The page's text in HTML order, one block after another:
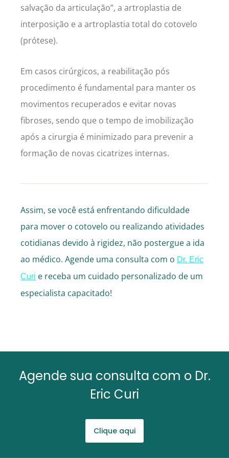
salvação da articulação”, a artroplastia de
interposição e a artroplastia total do cotovelo
(prótese).
Em casos cirúrgicos, a reabilitação pós
procedimento é fundamental para manter os
movimentos recuperados e evitar novas
fibroses, sendo que o tempo de imobilização
após a cirurgia é minimizado para prevenir a
formação de novas cicatrizes internas.
Assim, se você está enfrentando dificuldade
para mover o cotovelo ou realizando atividades
cotidianas devido à rigidez, não postergue a ida
ao médico. Agende uma consulta com o Dr. Eric
Curi e receba um cuidado personalizado de um
especialista capacitado!
Agende sua consulta com o Dr.
Eric Curi
Clique aqui